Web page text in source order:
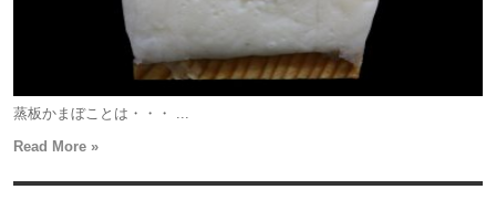
蒸板かまぼことは・・・ ...
Read More »